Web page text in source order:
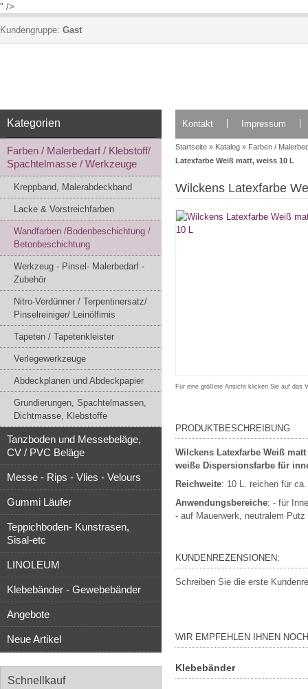
" />
Kundengruppe: Gast
Kategorien
Farben / Malerbedarf / Klebstoff/
Spachtelmasse / Werkzeuge
Kreppband, Malerabdeckband
Lacke & Vorstreichfarben
Wandfarben /Bodenbeschichtung /
Betonbeschichtung
Werkzeug - Pinsel- Malerbedarf -
Zubehör
Nitro-Verdünner / Terpentinersatz/
Pinselreiniger/ Leinölfirnis
Tapeten / Tapetenkleister
Verlegewerkzeuge
Abdeckplanen und Abdeckpapier
Grundierungen, Spachtelmassen,
Dichtmasse, Klebstoffe
Tanzboden und Messebeläge,
CV / PVC Beläge
Messe - Rips - Vlies - Velours
Gummi Läufer
Teppichboden- Kunstrasen,
Sisal-etc
LINOLEUM
Klebebänder - Gewebebänder
Angebote
Neue Artikel
Schnellkauf
Kontakt Impressum
Startseite » Katalog » Farben /
Latexfarbe Weiß matt, weiss 10 L
Wilckens Latexfarbe
Für eine größere Ansicht klicken Sie auf das
PRODUKTBESCHREIBUNG
Wilckens Latexfarbe Weiß matt
weiße Dispersionsfarbe für
Reichweite: 10 L. reichen für
Anwendungsbereiche: - für
- auf Mauerwerk, neutralem
KUNDENREZENSIONEN:
Schreiben Sie die erste
WIR EMPFEHLEN IHNEN
Klebebänder